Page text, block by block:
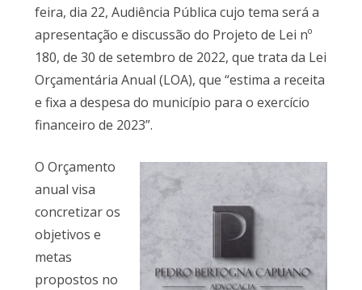
feira, dia 22, Audiência Pública cujo tema será a
apresentação e discussão do Projeto de Lei nº
180, de 30 de setembro de 2022, que trata da Lei
Orçamentária Anual (LOA), que “estima a receita
e fixa a despesa do município para o exercício
financeiro de 2023”.
O Orçamento
anual visa
concretizar os
objetivos e
metas
propostos no